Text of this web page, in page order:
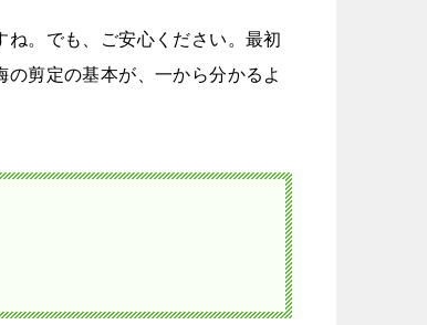
ね。でも、ご安心ください。最初
剪定の基本が、一から分かるよ